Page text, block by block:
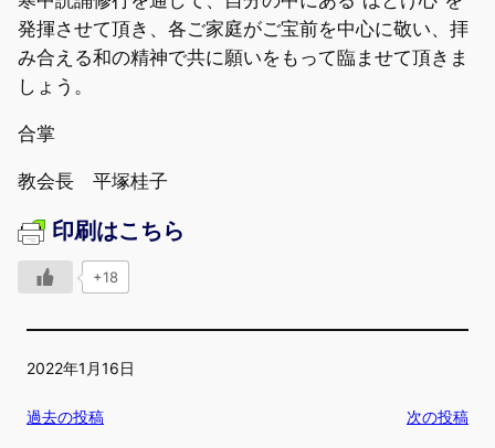
発揮させて頂き、各ご家庭がご宝前を中心に敬い、拝
み合える和の精神で共に願いをもって臨ませて頂きま
しょう。
合掌
教会長 平塚桂子
印刷はこちら
+18
2022年1月16日
過去の投稿 次の投稿